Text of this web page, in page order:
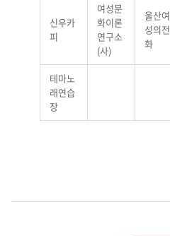
신우카
피
여성문
화이론
연구소
(사)
울산여
성의전
화
테마노
래연습
장